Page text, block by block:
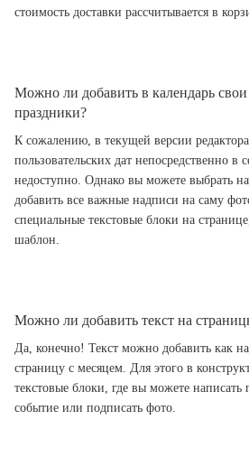
стоимость доставки рассчитывается в
Можно ли добавить в календарь
праздники?
К сожалению, в текущей версии
пользовательских дат непосредственно в
недоступно. Однако вы можете выбрать
добавить все важные надписи на саму
специальные текстовые блоки на
шаблон.
Можно ли добавить текст на
Да, конечно! Текст можно добавить как
страницу с месяцем. Для этого в
текстовые блоки, где вы можете написать
событие или подписать фото.